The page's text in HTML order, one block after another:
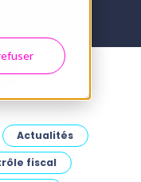
Actualités
fiscal